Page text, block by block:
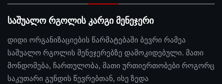
საშუალო რგოლის კარგი მენეჯერი
დიდი ორგანიზაციების წარმატებაში ბევრი რამეა
საშუალო რგოლის მენეჯერებზე დამოკიდებული. მათი
მონდომება, ჩართულობა, მათი ურთიერთობები როგორც
საკუთარი გუნდის წევრებთან, ისე ზედა